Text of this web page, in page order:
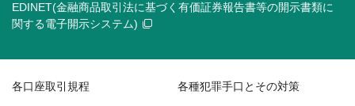
EDINET(金融商品取引法に基づく有価証券報告書等の開示書類に
関する電子開示システム)
各口座取引規程 各種犯罪手口とその対策